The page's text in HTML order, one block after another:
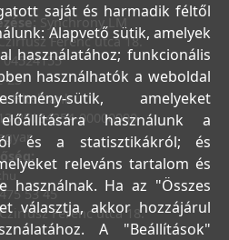
Synchrony LM
Ferenc utca 18.
04524155
23
Hitelbank
25154254-00000000
53 45
Ferenc utca 18.
saját és harmadik féltől
Alapvető sütik, amelyek
használatához; funkcionális
használhatók a weboldal
sütik, amelyeket
használunk a
és a statisztikákról; és
releváns tartalom és
használnak. Ha az "Összes
választja, akkor hozzájárul
A "Beállítások"